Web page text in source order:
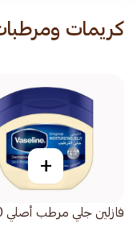
كريمات
+
فازلين جلي مرطب أصلي 50مل